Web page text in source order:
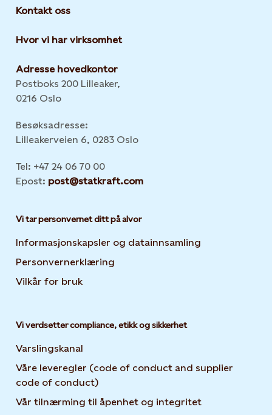
Kontakt oss
Hvor vi har virksomhet
Adresse hovedkontor
Postboks 200 Lilleaker,
0216 Oslo
Besøksadresse:
Lilleakerveien 6, 0283 Oslo
Tel: +47 24 06 70 00
Epost: post@statkraft.com
Vi tar personvernet ditt på alvor
Informasjonskapsler og datainnsamling
Personvernerklæring
Vilkår for bruk
Vi verdsetter compliance, etikk og sikkerhet
Varslingskanal
Våre leveregler (code of conduct and supplier
code of conduct)
Vår tilnærming til åpenhet og integritet